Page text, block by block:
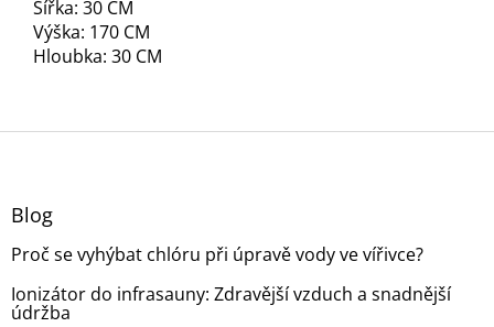
Šířka: 30 CM
Výška: 170 CM
Hloubka: 30 CM
Z
Blog
Proč se vyhýbat chlóru při úpravě vody ve vířivce?
Ionizátor do infrasauny: Zdravější vzduch a snadnější
údržba